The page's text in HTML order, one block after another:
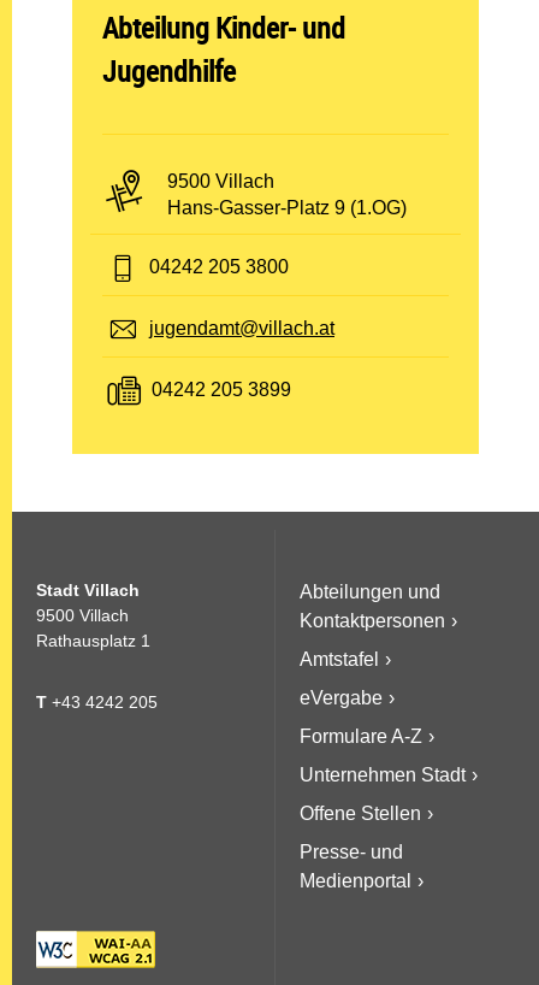
Abteilung öffnen:
Abteilung Kinder- und
Jugendhilfe
PLZ und Ort:
9500 Villach
Adresse:
Hans-Gasser-Platz 9 (1.OG)
Telefon:
04242 205 3800
E-Mail:
jugendamt@villach.at
Fax:
04242 205 3899
Stadt Villach
9500 Villach
Rathausplatz 1
T +43 4242 205
Abteilungen und
Kontaktpersonen
Amtstafel
eVergabe
Formulare A-Z
Unternehmen Stadt
Offene Stellen
Presse- und
Medienportal